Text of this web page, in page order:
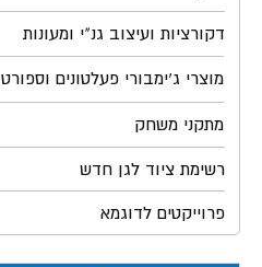
דקורציות ועיצוב גנ"י ומעונות
מוצרי ג'ימבורי פעלטונים וספורט
מתקני משחק
רשימת ציוד לגן חדש
פרוייקטים לדוגמא